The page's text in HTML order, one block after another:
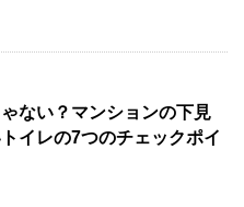
ない？マンションの下見
イレの7つのチェックポイ